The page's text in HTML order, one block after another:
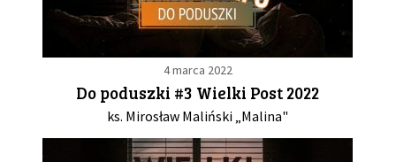
4 marca 2022
Do poduszki #3 Wielki Post 2022
ks. Mirosław Maliński „Malina"